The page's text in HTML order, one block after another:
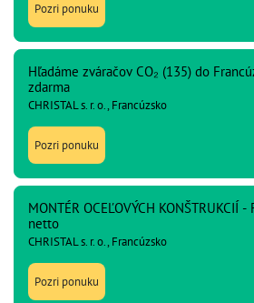
Pozri ponuku
Hľadáme zváračov CO₂ (135) do
zdarma
CHRISTAL s. r. o., Francúzsko
Pozri ponuku
MONTÉR OCEĽOVÝCH KONŠTRUKCIÍ
netto
CHRISTAL s. r. o., Francúzsko
Pozri ponuku